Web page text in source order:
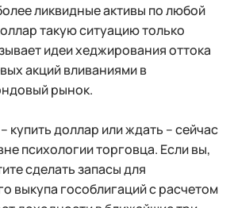
ликвидные активы по любой
такую ситуацию только
идеи хеджирования оттока
акций вливаниями в
рынок.
купить доллар или ждать – сейчас
психологии торговца. Если вы,
сделать запасы для
выкупа гособлигаций с расчетом